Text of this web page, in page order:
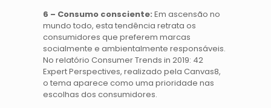
6 – Consumo consciente: Em ascensão no
mundo todo, esta tendência retrata os
consumidores que preferem marcas
socialmente e ambientalmente responsáveis.
No relatório Consumer Trends in 2019: 42
Expert Perspectives, realizado pela Canvas8,
o tema aparece como uma prioridade nas
escolhas dos consumidores.